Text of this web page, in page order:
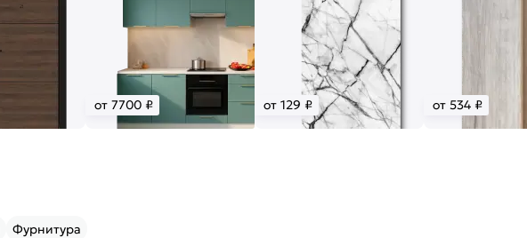
от 7700 ₽ от 129 ₽ от 534 ₽
Фурнитура